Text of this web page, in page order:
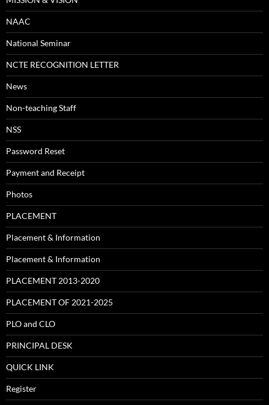
NAAC
National Seminar
NCTE RECOGNITION LETTER
News
Non-teaching Staff
NSS
Password Reset
Payment and Receipt
Photos
PLACEMENT
Placement & Information
Placement & Information
PLACEMENT 2013-2020
PLACEMENT OF 2021-2025
PLO and CLO
PRINCIPAL DESK
QUICK LINK
Register